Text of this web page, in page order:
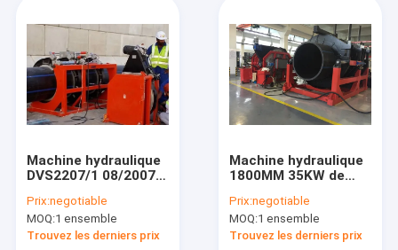
Machine hydraulique
DVS2207/1 08/2007
fusion de bout de
HDPE de 800MM
Prix:negotiable
MOQ:1 ensemble
Trouvez les derniers prix
Machine hydraulique
1800MM 35KW de
de tuyau
complètement
automatique de
Prix:negotiable
MOQ:1 ensemble
Trouvez les derniers prix